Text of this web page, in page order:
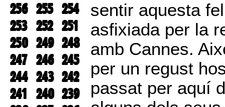
256 255 254
253 252 251
250 249 248
247 246 245
244 243 242
241 240 239
sentir aquesta
asfixiada per la
amb Cannes.
per un regust
passat per aquí